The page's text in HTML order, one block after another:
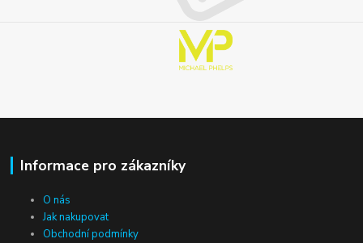
Informace pro zákazníky
O nás
Jak nakupovat
Obchodní podmínky